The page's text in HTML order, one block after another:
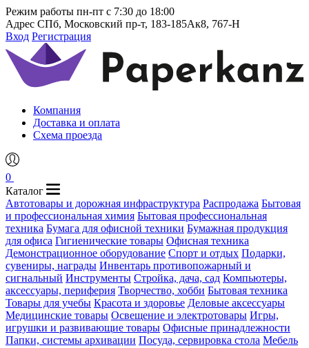
Режим работы пн-пт с 7:30 до 18:00
Адрес СПб, Московский пр-т, 183-185Ак8, 767-Н
Вход Регистрация
Компания
Доставка и оплата
Схема проезда
0
Каталог
Автотовары и дорожная инфраструктура Распродажа Бытовая
и профессиональная химия Бытовая профессиональная
техника Бумага для офисной техники Бумажная продукция
для офиса Гигиенические товары Офисная техника
Демонстрационное оборудование Спорт и отдых Подарки,
сувениры, награды Инвентарь противопожарный и
сигнальный Инструменты Стройка, дача, сад Компьютеры,
аксессуары, периферия Творчество, хобби Бытовая техника
Товары для учебы Красота и здоровье Деловые аксессуары
Медицинские товары Освещение и электротовары Игры,
игрушки и развивающие товары Офисные принадлежности
Папки, системы архивации Посуда, сервировка стола Мебель